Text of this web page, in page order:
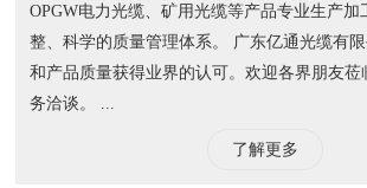
OPGW电力光缆、矿用光缆等产品专业生产
整、科学的质量管理体系。 广东亿通光缆有
和产品质量获得业界的认可。欢迎各界朋友莅
务洽谈。 ...
了解更多